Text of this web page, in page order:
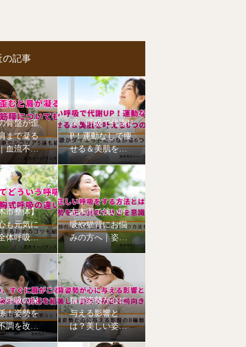
の記事
骨盤が歪
まで凝る
血流不足
について
深い呼吸で代謝U
P！運動なしで痩
せる＆美肌を叶
える6つの理由
市整体】
も元気に
体呼吸｜
勢も改善
志木市で浅い呼
吸や猫背にお悩
みの方へ｜姿勢
から整える本格
猫背矯正
呼吸の深
！姿勢を
調を改善
市のイー
猫背姿勢が心に
与える影響と
は？美しい姿勢
で毎日を前向き